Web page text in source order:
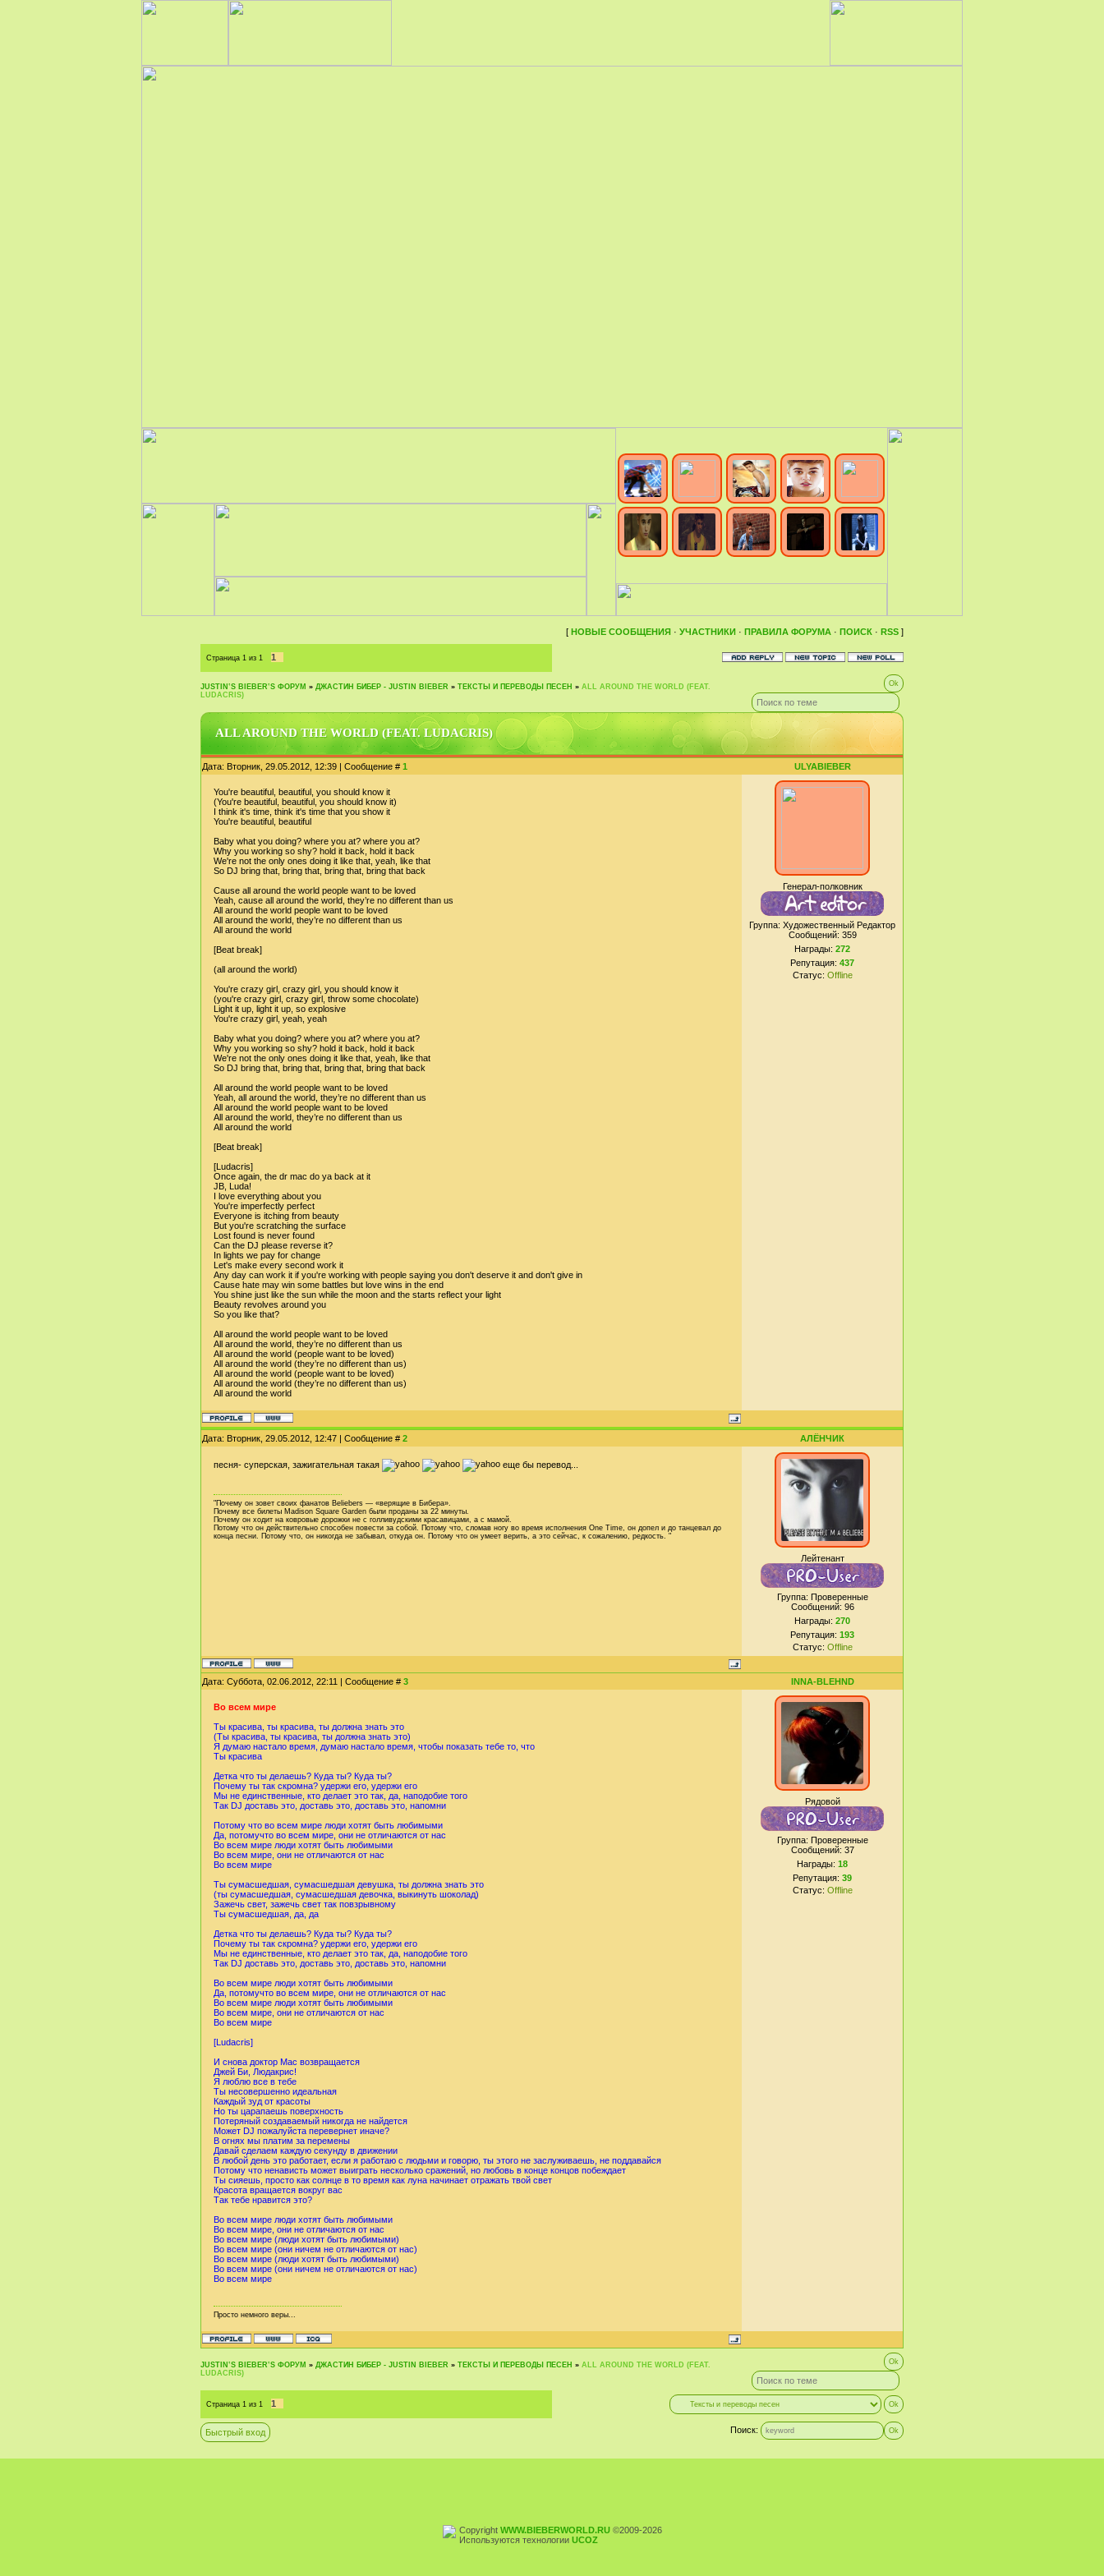
[ НОВЫЕ СООБЩЕНИЯ · УЧАСТНИКИ · ПРАВИЛА ФОРУМА · ПОИСК · RSS ]
Страница 1 из 1 1
JUSTIN‛S BIEBER‛S ФОРУМ » ДЖАСТИН БИБЕР - JUSTIN BIEBER » ТЕКСТЫ И ПЕРЕВОДЫ ПЕСЕН » ALL AROUND THE WORLD (FEAT.
LUDACRIS)
ALL AROUND THE WORLD (FEAT. LUDACRIS)
Дата: Вторник, 29.05.2012, 12:39 | Сообщение # 1 ULYABIEBER
You're beautiful, beautiful, you should know it
(You're beautiful, beautiful, you should know it)
I think it's time, think it's time that you show it
You're beautiful, beautiful
Baby what you doing? where you at? where you at?
Why you working so shy? hold it back, hold it back
We're not the only ones doing it like that, yeah, like that
So DJ bring that, bring that, bring that, bring that back
Cause all around the world people want to be loved
Yeah, cause all around the world, they’re no different than us
All around the world people want to be loved
All around the world, they’re no different than us
All around the world
[Beat break]
(all around the world)
You're crazy girl, crazy girl, you should know it
(you're crazy girl, crazy girl, throw some chocolate)
Light it up, light it up, so explosive
You're crazy girl, yeah, yeah
Baby what you doing? where you at? where you at?
Why you working so shy? hold it back, hold it back
We're not the only ones doing it like that, yeah, like that
So DJ bring that, bring that, bring that, bring that back
All around the world people want to be loved
Yeah, all around the world, they’re no different than us
All around the world people want to be loved
All around the world, they’re no different than us
All around the world
[Beat break]
[Ludacris]
Once again, the dr mac do ya back at it
JB, Luda!
I love everything about you
You're imperfectly perfect
Everyone is itching from beauty
But you're scratching the surface
Lost found is never found
Can the DJ please reverse it?
In lights we pay for change
Let's make every second work it
Any day can work it if you're working with people saying you don't deserve it and don't give in
Cause hate may win some battles but love wins in the end
You shine just like the sun while the moon and the starts reflect your light
Beauty revolves around you
So you like that?
All around the world people want to be loved
All around the world, they’re no different than us
All around the world (people want to be loved)
All around the world (they’re no different than us)
All around the world (people want to be loved)
All around the world (they’re no different than us)
All around the world
Генерал-полковник
Группа: Художественный Редактор
Сообщений: 359
Награды: 272
Репутация: 437
Статус: Offline
Дата: Вторник, 29.05.2012, 12:47 | Сообщение # 2 АЛЁНЧИК
песня- суперская, зажигательная такая еще бы перевод...
"Почему он зовет своих фанатов Beliebers — «верящие в Бибера».
Почему все билеты Madison Square Garden были проданы за 22 минуты.
Почему он ходит на ковровые дорожки не с голливудскими красавицами, а с мамой.
Потому что он действительно способен повести за собой. Потому что, сломав ногу во время исполнения One Time, он допел и до танцевал до
конца песни. Потому что, он никогда не забывал, откуда он. Потому что он умеет верить, а это сейчас, к сожалению, редкость. "
Лейтенант
Группа: Проверенные
Сообщений: 96
Награды: 270
Репутация: 193
Статус: Offline
Дата: Суббота, 02.06.2012, 22:11 | Сообщение # 3 INNA-BLEHND
Во всем мире
Ты красива, ты красива, ты должна знать это
(Ты красива, ты красива, ты должна знать это)
Я думаю настало время, думаю настало время, чтобы показать тебе то, что
Ты красива
Детка что ты делаешь? Куда ты? Куда ты?
Почему ты так скромна? удержи его, удержи его
Мы не единственные, кто делает это так, да, наподобие того
Так DJ доставь это, доставь это, доставь это, напомни
Потому что во всем мире люди хотят быть любимыми
Да, потомучто во всем мире, они не отличаются от нас
Во всем мире люди хотят быть любимыми
Во всем мире, они не отличаются от нас
Во всем мире
Ты сумасшедшая, сумасшедшая девушка, ты должна знать это
(ты сумасшедшая, сумасшедшая девочка, выкинуть шоколад)
Зажечь свет, зажечь свет так повзрывному
Ты сумасшедшая, да, да
Детка что ты делаешь? Куда ты? Куда ты?
Почему ты так скромна? удержи его, удержи его
Мы не единственные, кто делает это так, да, наподобие того
Так DJ доставь это, доставь это, доставь это, напомни
Во всем мире люди хотят быть любимыми
Да, потомучто во всем мире, они не отличаются от нас
Во всем мире люди хотят быть любимыми
Во всем мире, они не отличаются от нас
Во всем мире
[Ludacris]
И снова доктор Mac возвращается
Джей Би, Людакрис!
Я люблю все в тебе
Ты несовершенно идеальная
Каждый зуд от красоты
Но ты царапаешь поверхность
Потеряный создаваемый никогда не найдется
Может DJ пожалуйста перевернет иначе?
В огнях мы платим за перемены
Давай сделаем каждую секунду в движении
В любой день это работает, если я работаю с людьми и говорю, ты этого не заслуживаешь, не поддавайся
Потому что ненависть может выиграть несколько сражений, но любовь в конце концов побеждает
Ты сияешь, просто как солнце в то время как луна начинает отражать твой свет
Красота вращается вокруг вас
Так тебе нравится это?
Во всем мире люди хотят быть любимыми
Во всем мире, они не отличаются от нас
Во всем мире (люди хотят быть любимыми)
Во всем мире (они ничем не отличаются от нас)
Во всем мире (люди хотят быть любимыми)
Во всем мире (они ничем не отличаются от нас)
Во всем мире
Просто немного веры...
Рядовой
Группа: Проверенные
Сообщений: 37
Награды: 18
Репутация: 39
Статус: Offline
JUSTIN‛S BIEBER‛S ФОРУМ » ДЖАСТИН БИБЕР - JUSTIN BIEBER » ТЕКСТЫ И ПЕРЕВОДЫ ПЕСЕН » ALL AROUND THE WORLD (FEAT.
LUDACRIS)
Страница 1 из 1 1
Поиск:
Copyright WWW.BIEBERWORLD.RU©2009-2026
Используются технологии UCOZ